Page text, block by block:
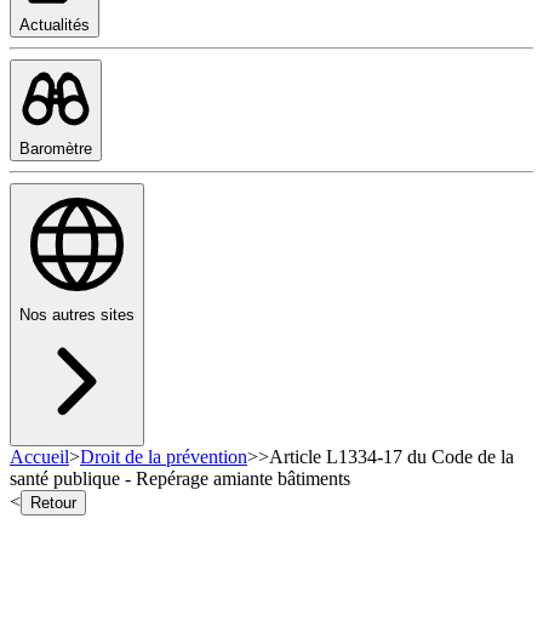
Actualités
Baromètre
Nos autres sites
Accueil>Droit de la prévention>>Article L1334-17 du Code de la
santé publique - Repérage amiante bâtiments
<
Retour